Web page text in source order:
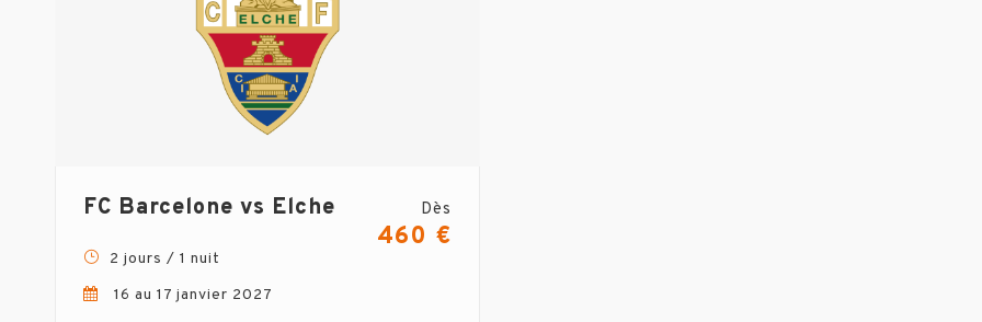
FC Barcelone vs Elche Dès
460 €
2 jours / 1 nuit
16 au 17 janvier 2027